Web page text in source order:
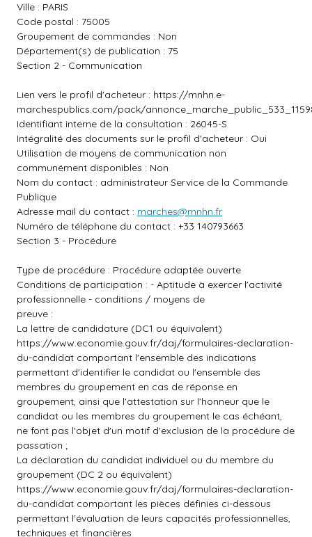
Ville : PARIS
Code postal : 75005
Groupement de commandes : Non
Département(s) de publication : 75
Section 2 - Communication
Lien vers le profil d'acheteur : https://mnhn.e-
marchespublics.com/pack/
Identifiant interne de la consultation : 26045-S
Intégralité des documents sur le profil d'acheteur : Oui
Utilisation de moyens de communication non
communément disponibles : Non
Nom du contact : administrateur Service de la Commande
Publique
Adresse mail du contact : marches@mnhn.fr
Numéro de téléphone du contact : +33 140793663
Section 3 - Procédure
Type de procédure : Procédure adaptée ouverte
Conditions de participation : - Aptitude à exercer l'activité
professionnelle - conditions / moyens de
preuve :
La lettre de candidature (DC1 ou équivalent)
https://www.economie.gouv.fr/daj/formulaires-declaration-
du-candidat comportant l'ensemble des indications
permettant d'identifier le candidat ou l'ensemble des
membres du groupement en cas de réponse en
groupement, ainsi que l'attestation sur l'honneur que le
candidat ou les membres du groupement le cas échéant,
ne font pas l'objet d'un motif d'exclusion de la procédure de
passation ;
La déclaration du candidat individuel ou du membre du
groupement (DC 2 ou équivalent)
https://www.economie.gouv.fr/daj/formulaires-declaration-
du-candidat comportant les pièces définies ci-dessous
permettant l'évaluation de leurs capacités professionnelles,
techniques et financières